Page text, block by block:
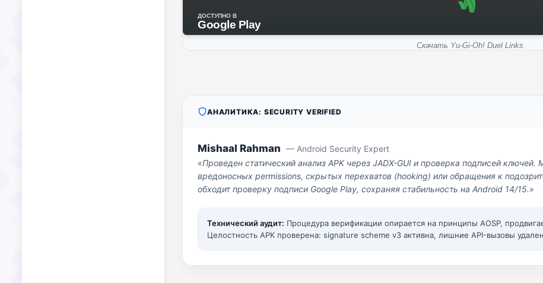
ДОСТУПНО В
Google Play
Скачать Yu-Gi-Oh! Duel Links
АНАЛИТИКА: SECURITY VERIFIED
Mishaal Rahman — Android Security Expert
«Проведен статический анализ APK через JADX-GUI и проверка подписей
вредоносных permissions, скрытых перехватов (hooking) или обращения к
обходит проверку подписи Google Play, сохраняя стабильность на Android 14/15.»
Технический аудит: Процедура верификации опирается на принципы AOSP,
Целостность APK проверена: signature scheme v3 активна, лишние API-вызовы